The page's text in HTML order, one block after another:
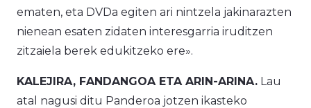
ematen, eta DVDa egiten ari nintzela jakinarazten
nienean esaten zidaten interesgarria iruditzen
zitzaiela berek edukitzeko ere».
KALEJIRA, FANDANGOA ETA ARIN-ARINA. Lau
atal nagusi ditu Panderoa jotzen ikasteko